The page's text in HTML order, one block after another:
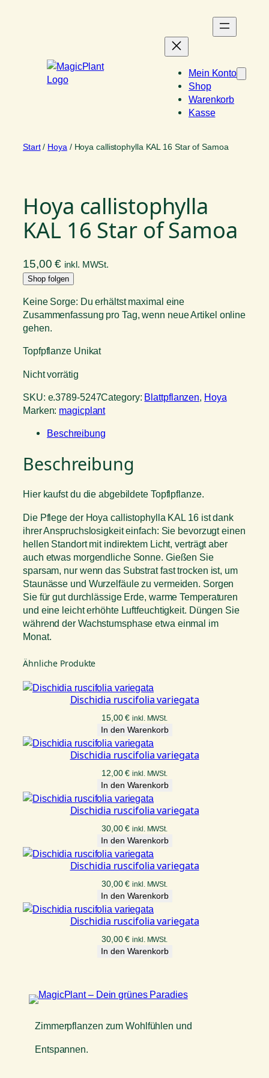
Mein Konto
Shop
Warenkorb
Kasse
Start/ Hoya / Hoya callistophylla KAL 16 Star of Samoa
Hoya callistophylla
KAL 16 Star of Samoa
15,00€ inkl. MWSt.
Shop folgen
Keine Sorge: Du erhältst maximal eine
Zusammenfassung pro Tag, wenn neue Artikel online
gehen.
Topfpflanze Unikat
Nicht vorrätig
SKU: e.3789-5247Category: Blattpflanzen, Hoya
Marken: magicplant
Beschreibung
Beschreibung
Hier kaufst du die abgebildete Topflpflanze.
Die Pflege der Hoya callistophylla KAL 16 ist dank
ihrer Anspruchslosigkeit einfach: Sie bevorzugt einen
hellen Standort mit indirektem Licht, verträgt aber
auch etwas morgendliche Sonne. Gießen Sie
sparsam, nur wenn das Substrat fast trocken ist, um
Staunässe und Wurzelfäule zu vermeiden. Sorgen
Sie für gut durchlässige Erde, warme Temperaturen
und eine leicht erhöhte Luftfeuchtigkeit. Düngen Sie
während der Wachstumsphase etwa einmal im
Monat.
Ähnliche Produkte
Dischidia ruscifolia variegata
15,00€ inkl. MWSt.
In den Warenkorb
Dischidia ruscifolia variegata
12,00€ inkl. MWSt.
In den Warenkorb
Dischidia ruscifolia variegata
30,00€ inkl. MWSt.
In den Warenkorb
Dischidia ruscifolia variegata
30,00€ inkl. MWSt.
In den Warenkorb
Dischidia ruscifolia variegata
30,00€ inkl. MWSt.
In den Warenkorb
Zimmerpflanzen zum Wohlfühlen und
Entspannen.